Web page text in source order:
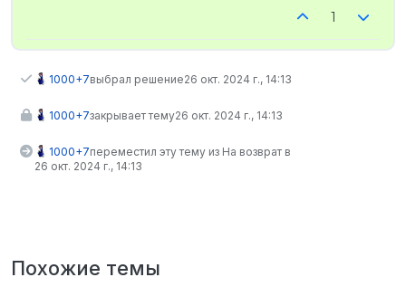
1
1000+7выбрал решение26 окт. 2024 г., 14:13
1000+7закрывает тему26 окт. 2024 г., 14:13
1000+7переместил эту тему из На возврат в
26 окт. 2024 г., 14:13
Похожие темы